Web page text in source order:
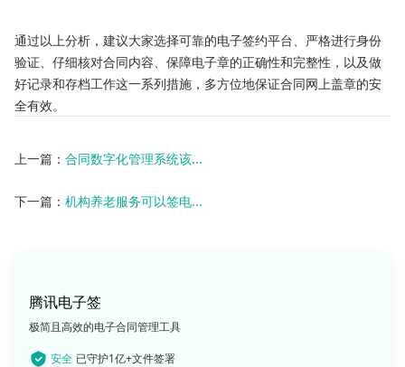
通过以上分析，建议大家选择可靠的电子签约平台、严格进行身份
验证、仔细核对合同内容、保障电子章的正确性和完整性，以及做
好记录和存档工作这一系列措施，多方位地保证合同网上盖章的安
全有效。
上一篇： 合同数字化管理系统该...
下一篇： 机构养老服务可以签电...
腾讯电子签
极简且高效的电子合同管理工具
安全 已守护1亿+文件签署